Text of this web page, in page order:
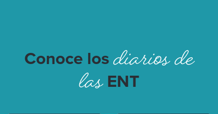
Conoce losdiarios de
lasENT